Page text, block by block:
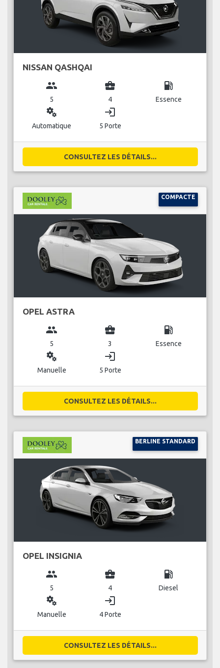
NISSAN QASHQAI
group
5
business_center
4
local_gas_station
Essence
miscellaneous_services
Automatique
login
5 Porte
CONSULTEZ LES DÉTAILS...
COMPACTE
OPEL ASTRA
group
5
business_center
3
local_gas_station
Essence
miscellaneous_services
Manuelle
login
5 Porte
CONSULTEZ LES DÉTAILS...
BERLINE STANDARD
OPEL INSIGNIA
group
5
business_center
4
local_gas_station
Diesel
miscellaneous_services
Manuelle
login
4 Porte
CONSULTEZ LES DÉTAILS...